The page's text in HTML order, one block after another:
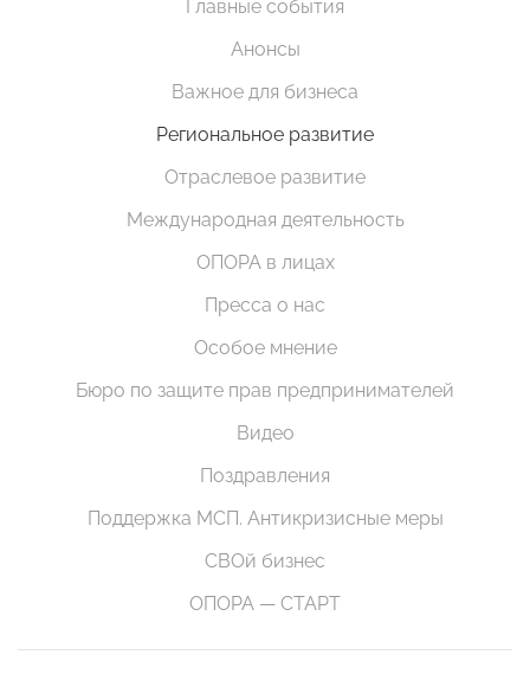
Главные события
Анонсы
Важное для бизнеса
Региональное развитие
Отраслевое развитие
Международная деятельность
ОПОРА в лицах
Пресса о нас
Особое мнение
Бюро по защите прав предпринимателей
Видео
Поздравления
Поддержка МСП. Антикризисные меры
СВОй бизнес
ОПОРА — СТАРТ